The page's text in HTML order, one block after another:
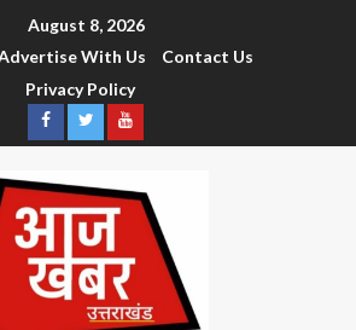
August 8, 2026
With Us
Contact Us
Privacy Policy